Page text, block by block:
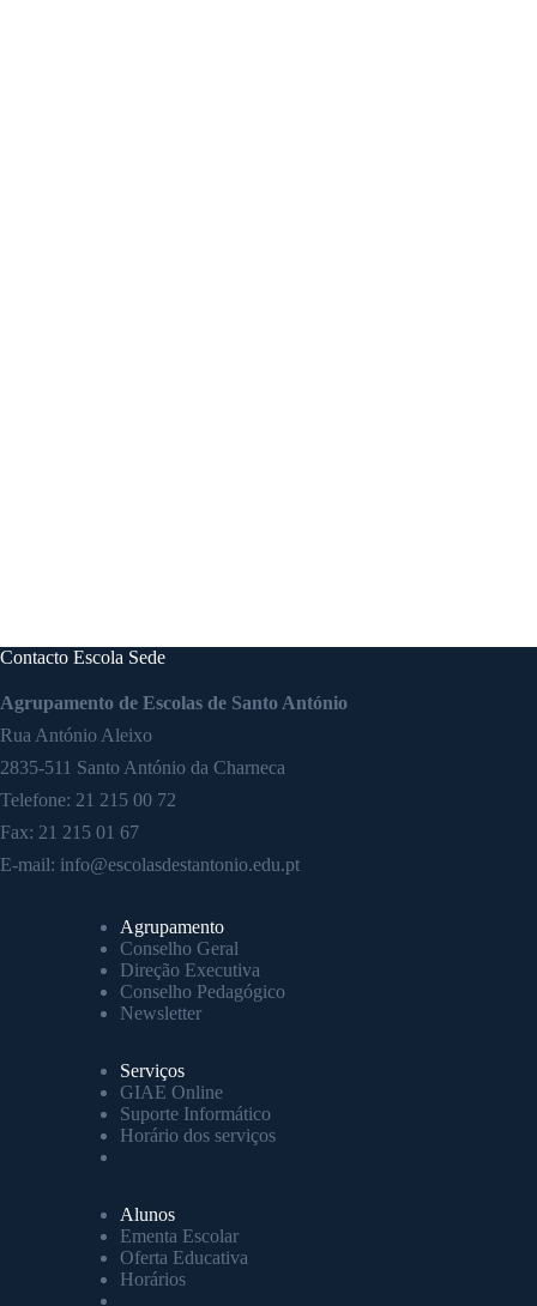
Contacto Escola Sede
Agrupamento de Escolas de Santo António
Rua António Aleixo
2835-511 Santo António da Charneca
Telefone: 21 215 00 72
Fax: 21 215 01 67
E-mail: info@escolasdestantonio.edu.pt
Agrupamento
Conselho Geral
Direção Executiva
Conselho Pedagógico
Newsletter
Serviços
GIAE Online
Suporte Informático
Horário dos serviços
Alunos
Ementa Escolar
Oferta Educativa
Horários